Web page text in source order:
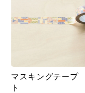
マスキングテープ
ト